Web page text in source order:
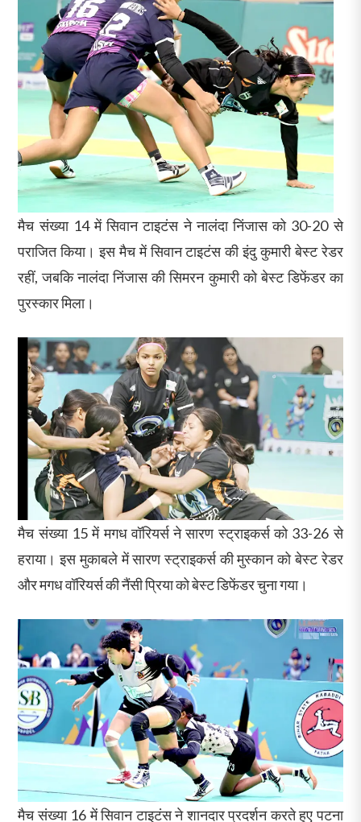
मैच संख्या 14 में सिवान टाइटंस ने नालंदा निंजास को 30-20 से
पराजित किया। इस मैच में सिवान टाइटंस की इंदु कुमारी बेस्ट रेडर
रहीं, जबकि नालंदा निंजास की सिमरन कुमारी को बेस्ट डिफेंडर का
पुरस्कार मिला।
मैच संख्या 15 में मगध वॉरियर्स ने सारण स्ट्राइकर्स को 33-26 से
हराया। इस मुकाबले में सारण स्ट्राइकर्स की मुस्कान को बेस्ट रेडर
और मगध वॉरियर्स की नैंसी प्रिया को बेस्ट डिफेंडर चुना गया।
मैच संख्या 16 में सिवान टाइटंस ने शानदार प्रदर्शन करते हुए पटना